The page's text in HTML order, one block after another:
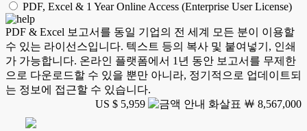
PDF, Excel & 1 Year Online Access (Enterprise User License)
PDF & Excel 보고서를 동일 기업의 전 세계 모든 분이 이용할
수 있는 라이선스입니다. 텍스트 등의 복사 및 붙여넣기, 인쇄
가 가능합니다. 온라인 플랫폼에서 1년 동안 보고서를 무제한
으로 다운로드할 수 있을 뿐만 아니라, 정기적으로 업데이트되
는 정보에 접근할 수 있습니다.
US $ 5,959
￦ 8,567,000